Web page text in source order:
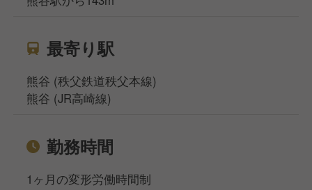
最寄り駅
熊谷 (秩父鉄道秩父本線)
熊谷 (JR高崎線)
勤務時間
1ヶ月の変形労働時間制